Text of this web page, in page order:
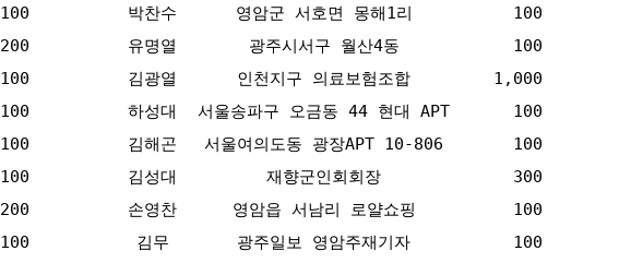
100 박찬수 영암군 서호면 몽해1리
100
200 유명열 광주시서구 월산4동
100
100 김광열 인천지구 의료보험조합
1,000
100 하성대 서울송파구 오금동 44 현대 APT
100
100 김해곤 서울여의도동 광장APT 10-806
100
100 김성대 재향군인회회장
300
200 손영찬 영암읍 서남리 로얄쇼핑
100
100 김무 광주일보 영암주재기자
100